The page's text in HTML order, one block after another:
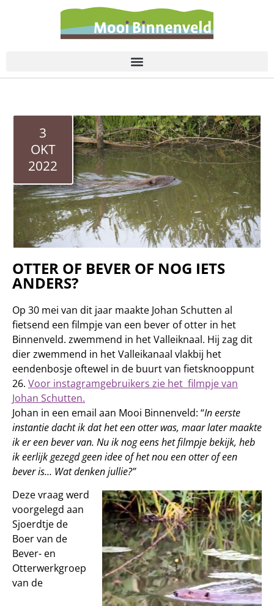
3
OKT
2022
OTTER OF BEVER OF NOG IETS
ANDERS?
Op 30 mei van dit jaar maakte Johan Schutten al
fietsend een filmpje van een bever of otter in het
Binnenveld. zwemmend in het Valleiknaal. Hij zag dit
dier zwemmend in het Valleikanaal vlakbij het
eendenbosje oftewel in de buurt van fietsknooppunt
26. Voor instagramgebruikers zie het filmpje van
Johan Schutten.
Johan in een email aan Mooi Binnenveld: “In eerste
instantie dacht ik dat het een otter was, maar later maakte
ik er een bever van. Nu ik nog eens het filmpje bekijk, heb
ik eerlijk gezegd geen idee of het nou een otter of een
bever is… Wat denken jullie?”
Deze vraag werd
voorgelegd aan
Sjoerdtje de
Boer van de
Bever- en
Otterwerkgroep
van de